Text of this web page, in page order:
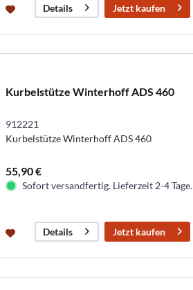
Details Jetzt kaufen
Kurbelstütze Winterhoff ADS 460
912221
Kurbelstütze Winterhoff ADS 460
55,90 €
Sofort versandfertig. Lieferzeit 2-4 Tage.
Details Jetzt kaufen